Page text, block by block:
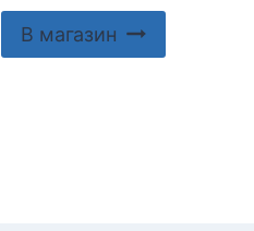
В магазин